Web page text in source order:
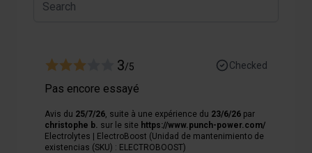
3/5 Checked
Pas encore essayé
Avis du 25/7/26 , suite à une expérience du 23/6/26 par
christophe b. sur le site https://www.punch-power.com/
Electrolytes | ElectroBoost (Unidad de mantenimiento de
existencias (SKU) : ELECTROBOOST)